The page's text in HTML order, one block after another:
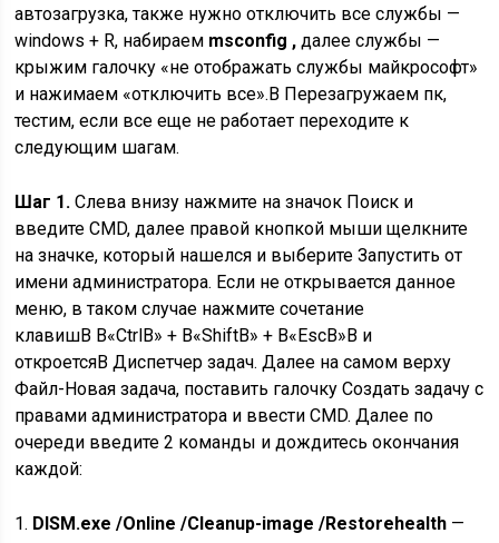
автозагрузка, также нужно отключить все службы —
windows + R, набираем msconfig ,далее службы —
крыжим галочку «не отображать службы майкрософт»
и нажимаем «отключить все».В Перезагружаем пк,
тестим, если все еще не работает переходите к
следующим шагам.
Шаг 1. Слева внизу нажмите на значок Поиск и
введите CMD, далее правой кнопкой мыши щелкните
на значке, который нашелся и выберите Запустить от
имени администратора. Если не открывается данное
меню, в таком случае нажмите сочетание
клавишВ В«СtrlВ» + В«ShiftВ» + В«EscВ»В и
откроетсяВ Диспетчер задач. Далее на самом верху
Файл-Новая задача, поставить галочку Создать задачу с
правами администратора и ввести CMD. Далее по
очереди введите 2 команды и дождитесь окончания
каждой:
1. DISM.exe /Online /Cleanup-image /Restorehealth —